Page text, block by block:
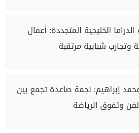
الخليجية المتجددة: أعمال
شبابية مرتقبة
إبراهيم: نجمة صاعدة تجمع بين
وتفوق الرياضة